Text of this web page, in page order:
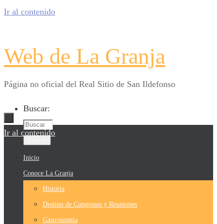
Ir al contenido
Web de La Granja
Página no oficial del Real Sitio de San Ildefonso
Buscar:
Ir al contenido
Inicio
Conoce La Granja
Historia
Destino de Congresos y Reuniones
Gastronomía